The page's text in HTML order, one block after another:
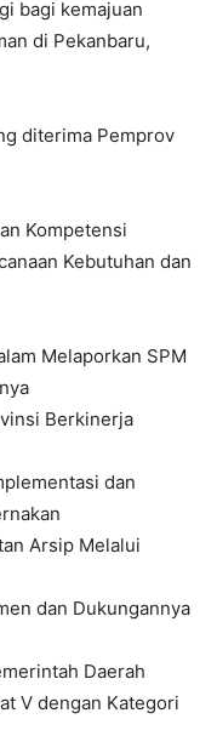
bagi kemajuan
di Pekanbaru,
diterima Pemprov
Kompetensi
Kebutuhan dan
Melaporkan SPM
Berkinerja
dan
Arsip Melalui
dan Dukungannya
Daerah
V dengan Kategori